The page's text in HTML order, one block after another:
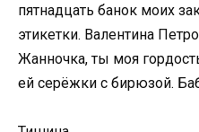
пятнадцать банок моих
этикетки. Валентина
Жанночка, ты моя
ей серёжки с бирюзой.